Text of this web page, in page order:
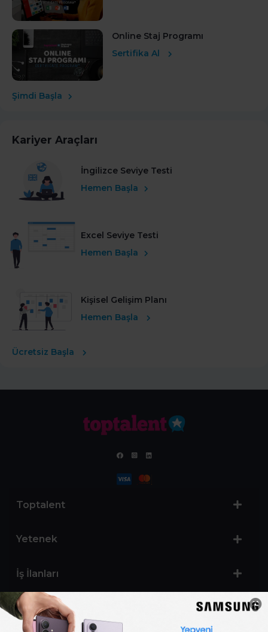
Online Staj Programı
Sertifika Al
Şimdi Başla
Kariyer Araçları
İngilizce Seviye Testi
Hemen Başla
Excel Seviye Testi
Hemen Başla
Kişisel Gelişim Planı
Hemen Başla
Ücretsiz Başla
Toptalent
Yetenek
İş İlanları
Sertifika Programları